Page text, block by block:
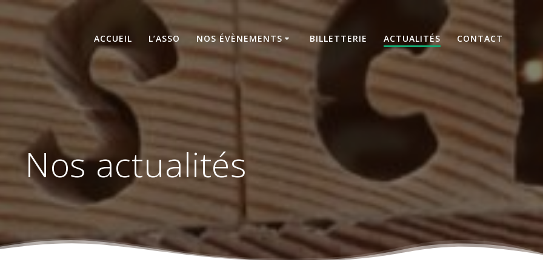
ACCUEIL L’ASSO NOS ÉVÈNEMENTS BILLETTERIE ACTUALITÉS CONTACT
Nos actualités